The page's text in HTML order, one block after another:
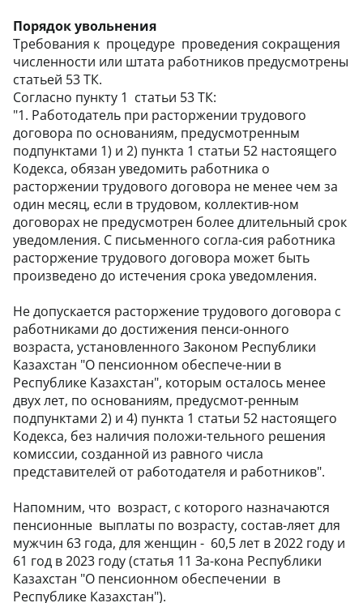
Порядок увольнения
Требования к процедуре проведения сокращения
численности или штата работников предусмотрены
статьей 53 ТК.
Согласно пункту 1 статьи 53 ТК:
"1. Работодатель при расторжении трудового
договора по основаниям, предусмотренным
подпунктами 1) и 2) пункта 1 статьи 52 настоящего
Кодекса, обязан уведомить работника о
расторжении трудового договора не менее чем за
один месяц, если в трудовом, коллектив-ном
договорах не предусмотрен более длительный срок
уведомления. С письменного согла-сия работника
расторжение трудового договора может быть
произведено до истечения срока уведомления.
Не допускается расторжение трудового договора с
работниками до достижения пенси-онного
возраста, установленного Законом Республики
Казахстан "О пенсионном обеспече-нии в
Республике Казахстан", которым осталось менее
двух лет, по основаниям, предусмот-ренным
подпунктами 2) и 4) пункта 1 статьи 52 настоящего
Кодекса, без наличия положи-тельного решения
комиссии, созданной из равного числа
представителей от работодателя и работников".
Напомним, что возраст, с которого назначаются
пенсионные выплаты по возрасту, состав-ляет для
мужчин 63 года, для женщин - 60,5 лет в 2022 году и
61 год в 2023 году (статья 11 За-кона Республики
Казахстан "О пенсионном обеспечении в
Республике Казахстан").